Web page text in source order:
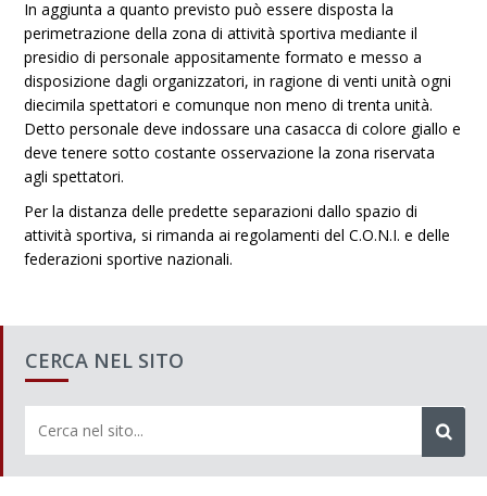
In aggiunta a quanto previsto può essere disposta la
perimetrazione della zona di attività sportiva mediante il
presidio di personale appositamente formato e messo a
disposizione dagli organizzatori, in ragione di venti unità ogni
diecimila spettatori e comunque non meno di trenta unità.
Detto personale deve indossare una casacca di colore giallo e
deve tenere sotto costante osservazione la zona riservata
agli spettatori.
Per la distanza delle predette separazioni dallo spazio di
attività sportiva, si rimanda ai regolamenti del C.O.N.I. e delle
federazioni sportive nazionali.
CERCA NEL SITO